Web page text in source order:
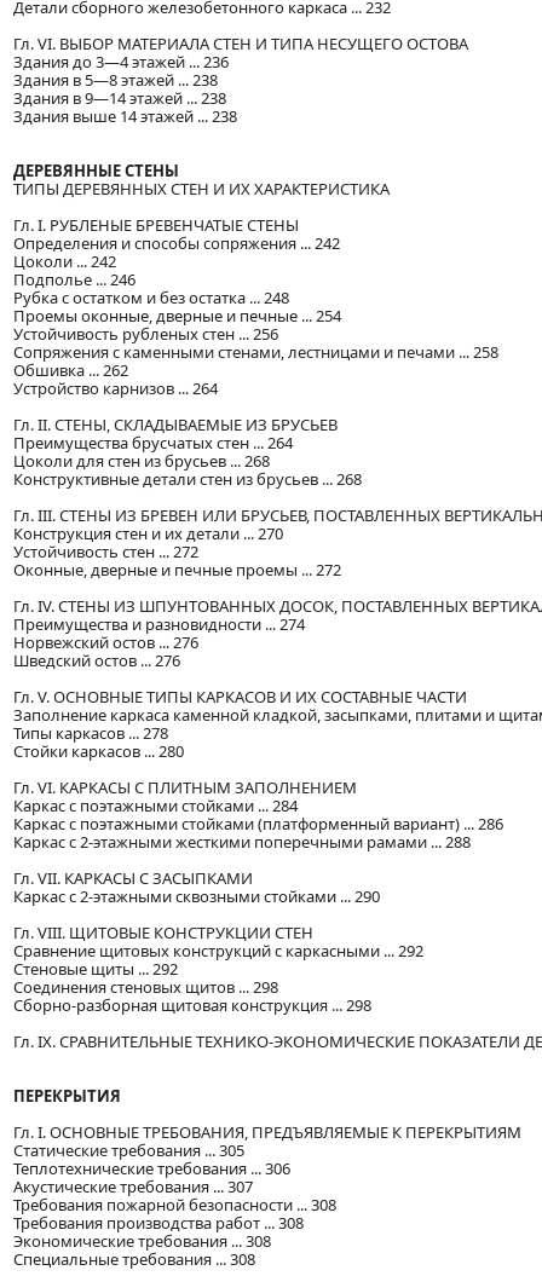
Детали сборного железобетонного каркаса ... 232
Гл. VI. ВЫБОР МАТЕРИАЛА СТЕН И ТИПА НЕСУЩЕГО ОСТОВА
Здания до 3—4 этажей ... 236
Здания в 5—8 этажей ... 238
Здания в 9—14 этажей ... 238
Здания выше 14 этажей ... 238
ДЕРЕВЯННЫЕ СТЕНЫ
ТИПЫ ДЕРЕВЯННЫХ СТЕН И ИХ ХАРАКТЕРИСТИКА
Гл. I. РУБЛЕНЫЕ БРЕВЕНЧАТЫЕ СТЕНЫ
Определения и способы сопряжения ... 242
Цоколи ... 242
Подполье ... 246
Рубка с остатком и без остатка ... 248
Проемы оконные, дверные и печные ... 254
Устойчивость рубленых стен ... 256
Сопряжения с каменными стенами, лестницами и печами ... 258
Обшивка ... 262
Устройство карнизов ... 264
Гл. II. СТЕНЫ, СКЛАДЫВАЕМЫЕ ИЗ БРУСЬЕВ
Преимущества брусчатых стен ... 264
Цоколи для стен из брусьев ... 268
Конструктивные детали стен из брусьев ... 268
Гл. III. СТЕНЫ ИЗ БРЕВЕН ИЛИ БРУСЬЕВ, ПОСТАВЛЕННЫХ
Конструкция стен и их детали ... 270
Устойчивость стен ... 272
Оконные, дверные и печные проемы ... 272
Гл. IV. СТЕНЫ ИЗ ШПУНТОВАННЫХ ДОСОК, ПОСТАВЛЕННЫХ
Преимущества и разновидности ... 274
Норвежский остов ... 276
Шведский остов ... 276
Гл. V. ОСНОВНЫЕ ТИПЫ КАРКАСОВ И ИХ СОСТАВНЫЕ ЧАСТИ
Заполнение каркаса каменной кладкой, засыпками, плитами и
Типы каркасов ... 278
Стойки каркасов ... 280
Гл. VI. КАРКАСЫ С ПЛИТНЫМ ЗАПОЛНЕНИЕМ
Каркас с поэтажными стойками ... 284
Каркас с поэтажными стойками (платформенный вариант) ... 286
Каркас с 2-этажными жесткими поперечными рамами ... 288
Гл. VII. КАРКАСЫ С ЗАСЫПКАМИ
Каркас с 2-этажными сквозными стойками ... 290
Гл. VIII. ЩИТОВЫЕ КОНСТРУКЦИИ СТЕН
Сравнение щитовых конструкций с каркасными ... 292
Стеновые щиты ... 292
Соединения стеновых щитов ... 298
Сборно-разборная щитовая конструкция ... 298
Гл. IX. СРАВНИТЕЛЬНЫЕ ТЕХНИКО-ЭКОНОМИЧЕСКИЕ ПОКАЗАТЕЛИ
ПЕРЕКРЫТИЯ
Гл. I. ОСНОВНЫЕ ТРЕБОВАНИЯ, ПРЕДЪЯВЛЯЕМЫЕ К ПЕРЕКРЫТИЯМ
Статические требования ... 305
Теплотехнические требования ... 306
Акустические требования ... 307
Требования пожарной безопасности ... 308
Требования производства работ ... 308
Экономические требования ... 308
Специальные требования ... 308